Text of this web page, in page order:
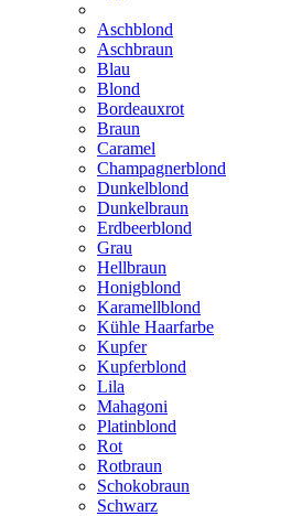
Aschblond
Aschbraun
Blau
Blond
Bordeauxrot
Braun
Caramel
Champagnerblond
Dunkelblond
Dunkelbraun
Erdbeerblond
Grau
Hellbraun
Honigblond
Karamellblond
Kühle Haarfarbe
Kupfer
Kupferblond
Lila
Mahagoni
Platinblond
Rot
Rotbraun
Schokobraun
Schwarz